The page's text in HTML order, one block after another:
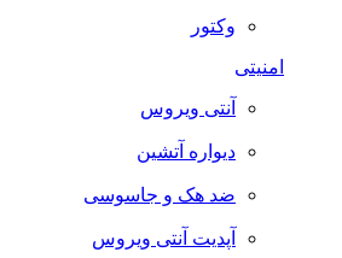
وکتور
آنتی ویروس
دیواره آتشین
ضد هک و جاسوسی
آپدیت آنتی ویروس